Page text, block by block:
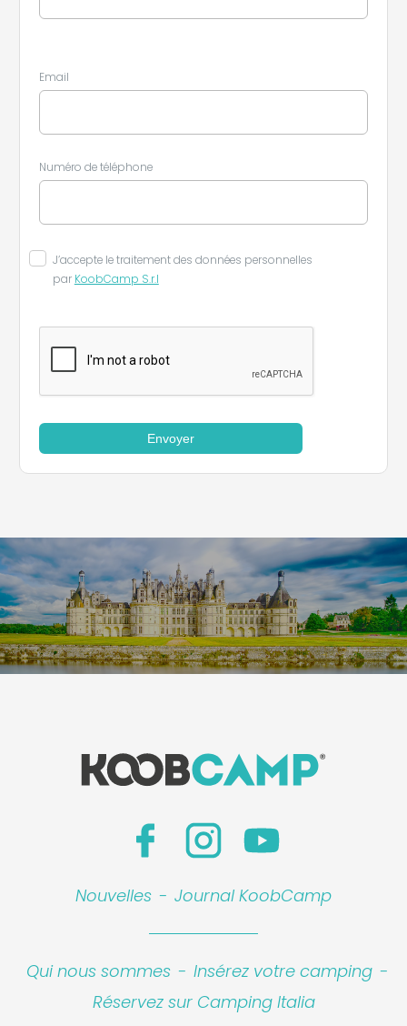
Email
Numéro de téléphone
J’accepte le traitement des données personnelles
par KoobCamp S.r.l
Envoyer
Nouvelles - Journal KoobCamp
Qui nous sommes - Insérez votre camping -
Réservez sur Camping Italia